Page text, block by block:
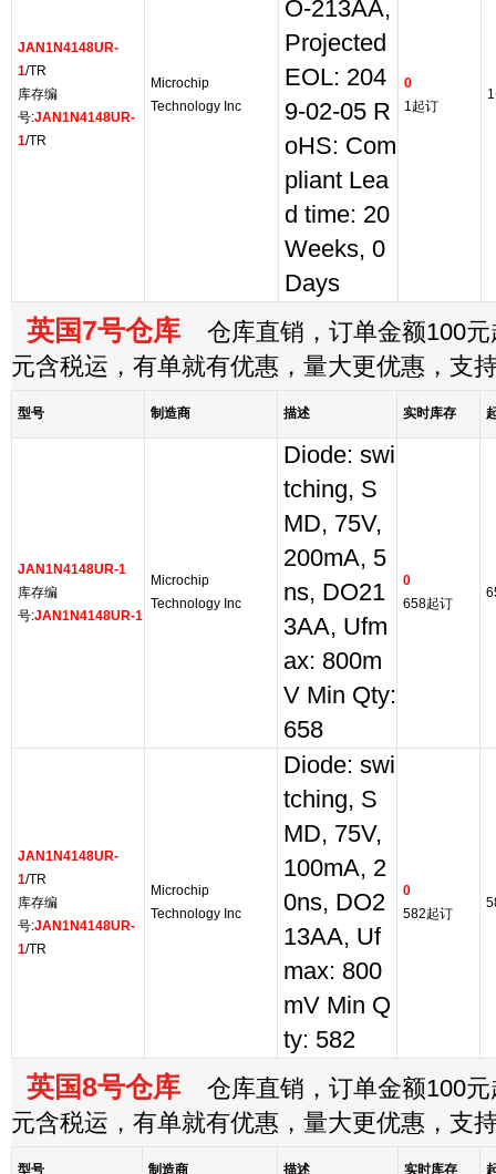
JAN1N4148UR-
1/TR
库存编
号:JAN1N4148UR-
1/TR
Microchip
Technology Inc
O-213AA,
Projected
EOL: 204
9-02-05 R
oHS: Com
pliant Lea
d time: 20
Weeks, 0
Days
0
1起订
英国7号仓库 仓库直销，订单金额100元
元含税运，有单就有优惠，量大更优惠，支
型号 制造商 描述 实时库存
JAN1N4148UR-1
库存编
号:JAN1N4148UR-1
Microchip
Technology Inc
Diode: swi
tching, S
MD, 75V,
200mA, 5
ns, DO21
3AA, Ufm
ax: 800m
V Min Qty:
658
0
658起订
JAN1N4148UR-
1/TR
库存编
号:JAN1N4148UR-
1/TR
Microchip
Technology Inc
Diode: swi
tching, S
MD, 75V,
100mA, 2
0ns, DO2
13AA, Uf
max: 800
mV Min Q
ty: 582
0
582起订
英国8号仓库 仓库直销，订单金额100元
元含税运，有单就有优惠，量大更优惠，支
型号 制造商 描述 实时库存